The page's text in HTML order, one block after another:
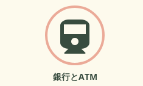
銀行とATM